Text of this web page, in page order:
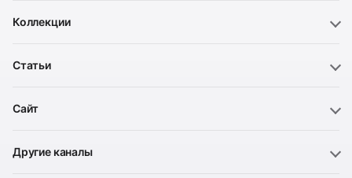
Коллекции
Статьи
Сайт
Другие каналы